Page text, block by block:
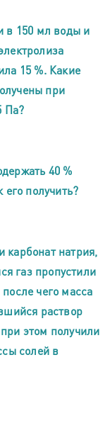
в 150 мл воды и
15 %. Какие
при
Па?
40 %
его получить?
карбонат натрия,
газ пропустили
чего масса
раствор
этом получили
солей в